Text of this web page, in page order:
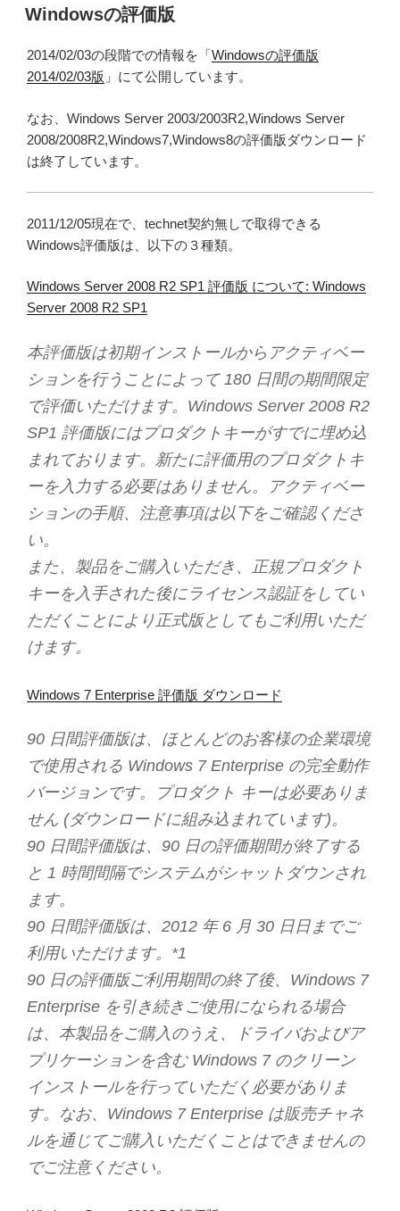
稿
日:
Windowsの評価版
2014/02/03の段階での情報を「 Windowsの評価版
2014/02/03版 」にて公開しています。
なお、Windows Server 2003/2003R2,Windows Server
2008/2008R2,Windows7,Windows8の評価版ダウンロード
は終了しています。
2011/12/05現在で、technet契約無しで取得できる
Windows評価版は、以下の３種類。
Windows Server 2008 R2 SP1 評価版 について: Windows
Server 2008 R2 SP1
本評価版は初期インストールからアクティベー
ションを行うことによって 180 日間の期間限定
で評価いただけます。Windows Server 2008 R2
SP1 評価版にはプロダクトキーがすでに埋め込
まれております。新たに評価用のプロダクトキ
ーを入力する必要はありません。アクティベー
ションの手順、注意事項は以下をご確認くださ
い。
また、製品をご購入いただき、正規プロダクト
キーを入手された後にライセンス認証をしてい
ただくことにより正式版としてもご利用いただ
けます。
Windows 7 Enterprise 評価版 ダウンロード
90 日間評価版は、ほとんどのお客様の企業環境
で使用される Windows 7 Enterprise の完全動作
バージョンです。プロダクト キーは必要ありま
せん (ダウンロードに組み込まれています)。
90 日間評価版は、90 日の評価期間が終了する
と 1 時間間隔でシステムがシャットダウンされ
ます。
90 日間評価版は、2012 年 6 月 30 日日までご
利用いただけます。*1
90 日の評価版ご利用期間の終了後、Windows 7
Enterprise を引き続きご使用になられる場合
は、本製品をご購入のうえ、ドライバおよびア
プリケーションを含む Windows 7 のクリーン
インストールを行っていただく必要がありま
す。なお、Windows 7 Enterprise は販売チャネ
ルを通じてご購入いただくことはできませんの
でご注意ください。